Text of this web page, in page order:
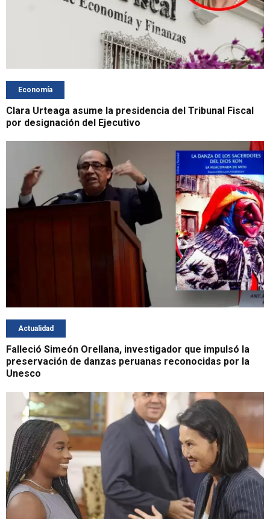
Economía
Clara Urteaga asume la presidencia del Tribunal Fiscal
por designación del Ejecutivo
Actualidad
Falleció Simeón Orellana, investigador que impulsó la
preservación de danzas peruanas reconocidas por la
Unesco